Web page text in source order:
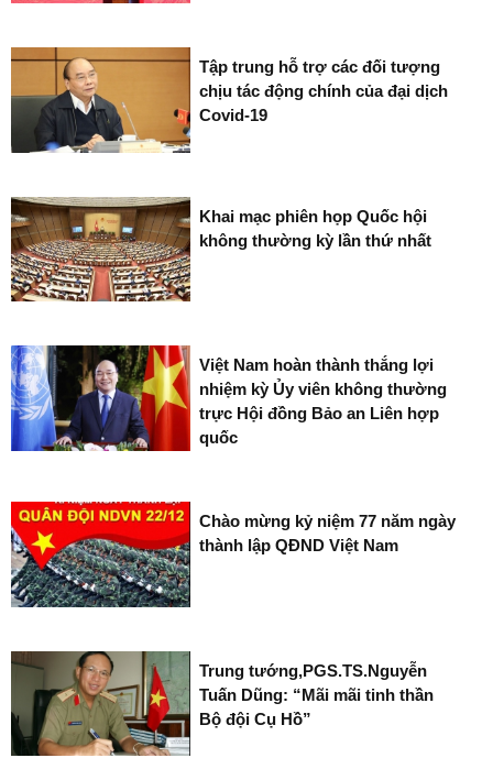
Tập trung hỗ trợ các đối tượng
chịu tác động chính của đại dịch
Covid-19
Khai mạc phiên họp Quốc hội
không thường kỳ lần thứ nhất
Việt Nam hoàn thành thắng lợi
nhiệm kỳ Ủy viên không thường
trực Hội đồng Bảo an Liên hợp
quốc
Chào mừng kỷ niệm 77 năm ngày
thành lập QĐND Việt Nam
Trung tướng,PGS.TS.Nguyễn
Tuấn Dũng: “Mãi mãi tinh thần
Bộ đội Cụ Hồ”